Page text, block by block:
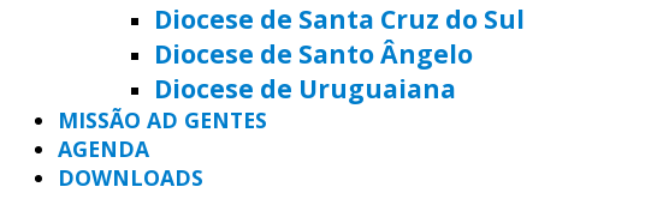
Diocese de Santa Cruz do Sul
Diocese de Santo Ângelo
Diocese de Uruguaiana
MISSÃO AD GENTES
AGENDA
DOWNLOADS